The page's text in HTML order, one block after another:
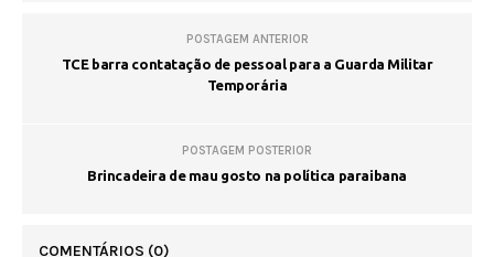
POSTAGEM ANTERIOR
TCE barra contatação de pessoal para a Guarda Militar
Temporária
POSTAGEM POSTERIOR
Brincadeira de mau gosto na política paraibana
COMENTÁRIOS (0)